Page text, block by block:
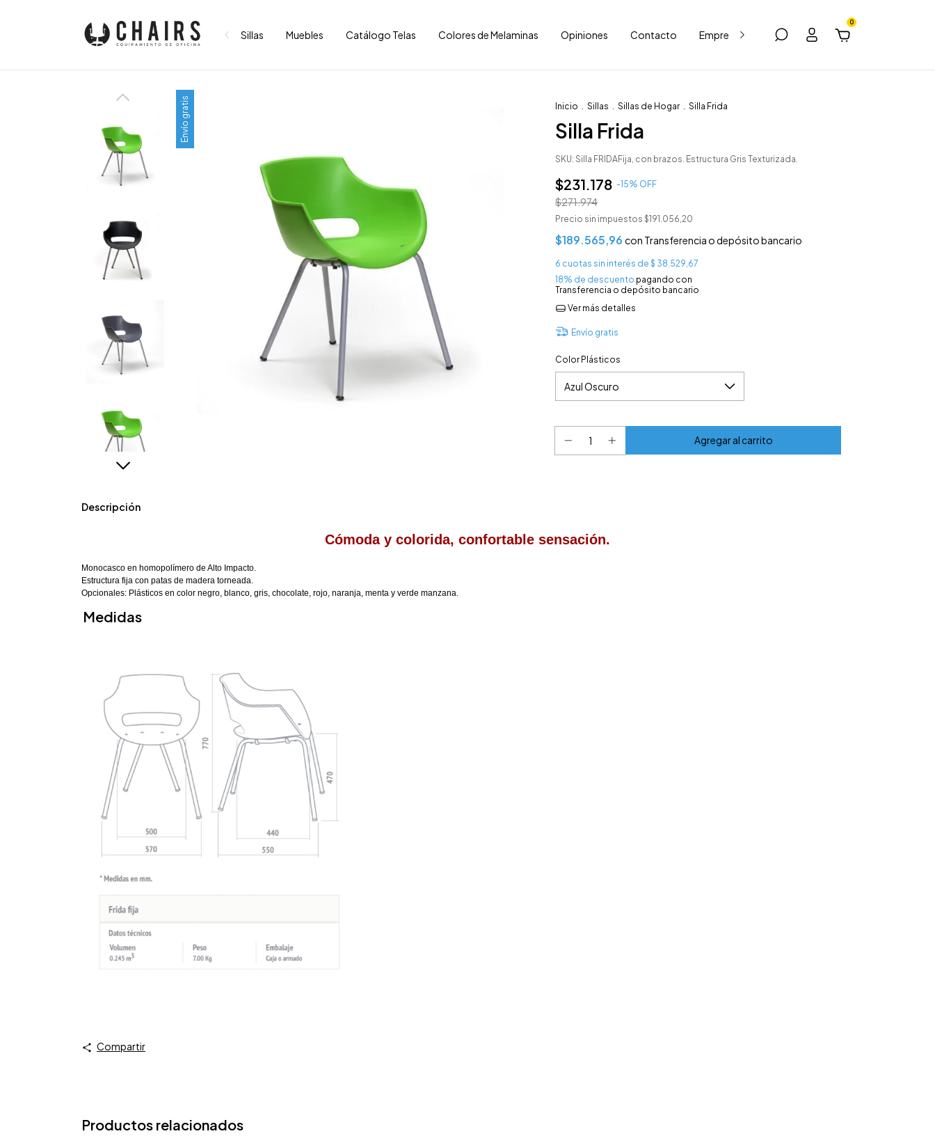
Sillas Muebles Catálogo Telas Colores de Melaminas Opiniones Contacto Empresas Blog
0
Envío gratis Inicio . Sillas . Sillas de Hogar . Silla Frida
Silla Frida
SKU: Silla FRIDAFija, con brazos. Estructura Gris Texturizada.
$231.178 -15% OFF
$271.974
Precio sin impuestos $191.056,20
$189.565,96 con Transferencia o depósito bancario
6 cuotas sin interés de $ 38.529,67
18% de descuento pagando con
Transferencia o depósito bancario
Ver más detalles
Envío gratis
Color Plásticos
Descripción
Cómoda y colorida, confortable sensación.
Monocasco en homopolímero de Alto Impacto.
Estructura fija con patas de madera torneada.
Opcionales: Plásticos en color negro, blanco, gris, chocolate, rojo, naranja, menta y verde manzana.
Medidas
Compartir
Productos relacionados